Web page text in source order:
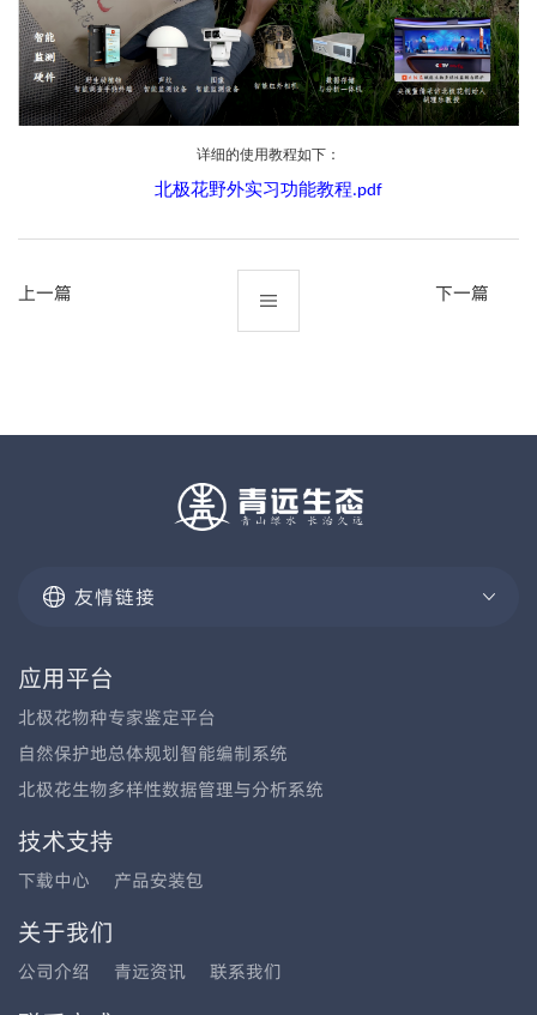
详细的使用教程如下：
北极花野外实习功能教程.pdf
上一篇 下一篇
友情链接
应用平台
北极花物种专家鉴定平台
自然保护地总体规划智能编制系统
北极花生物多样性数据管理与分析系统
技术支持
下载中心 产品安装包
关于我们
公司介绍 青远资讯 联系我们